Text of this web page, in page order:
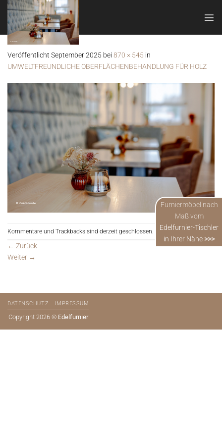
Zum
Inhalt
springen
Veröffentlicht September 2025 bei 870 × 545 in
UMWELTFREUNDLICHE OBERFLÄCHENBEHANDLUNG FÜR HOLZ
Kommentare und Trackbacks sind derzeit geschlossen.
← Zurück
Weiter →
DATENSCHUTZ IMPRESSUM
Copyright 2026 © Edelfurnier
Furniermöbel nach
Maß vom
Edelfurnier-Tischler
in Ihrer Nähe >>>